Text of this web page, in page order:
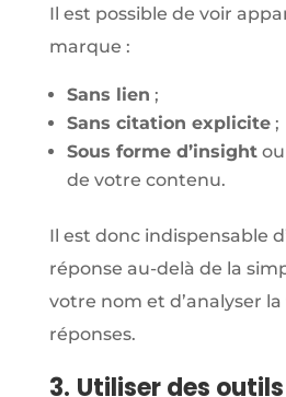
Il est possible de voir
marque :
Sans lien ;
Sans citation explicite;
Sous forme d’insightou
de votre contenu.
Il est donc indispensable
réponse au-delà de la
votre nom et d’analyser la
réponses.
3. Utiliser des